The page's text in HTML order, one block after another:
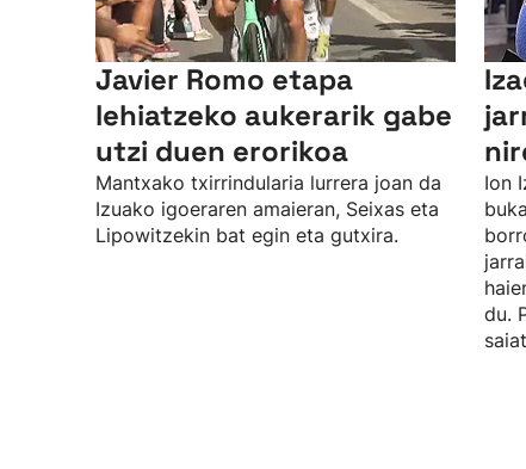
Javier Romo etapa
lehiatzeko aukerarik gabe
utzi duen erorikoa
Mantxako txirrindularia lurrera joan da
Izuako igoeraren amaieran, Seixas eta
Lipowitzekin bat egin eta gutxira.
Ion
du.